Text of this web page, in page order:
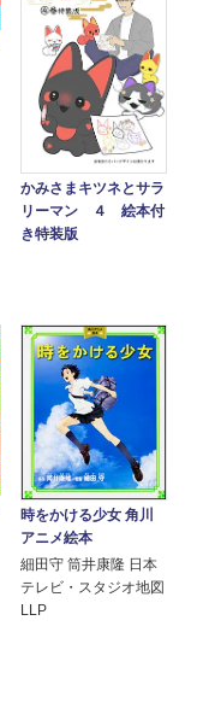
かみさまキツネとサラ
リーマン ４ 絵本付
き特装版
時をかける少女 角川
アニメ絵本
細田守 筒井康隆 日本
テレビ・スタジオ地図
LLP